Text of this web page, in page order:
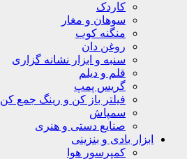
کاردک
سوهان و مغار
منگنه کوب
روغن دان
سنبه و ابزار نشانه گزاری
قلم و دیلم
گریس پمپ
فیلتر باز کن و رینگ جمع کن
سمپاش
صنایع دستی و هنری
ابزار بادی و بنزینی
کمپرسور هوا